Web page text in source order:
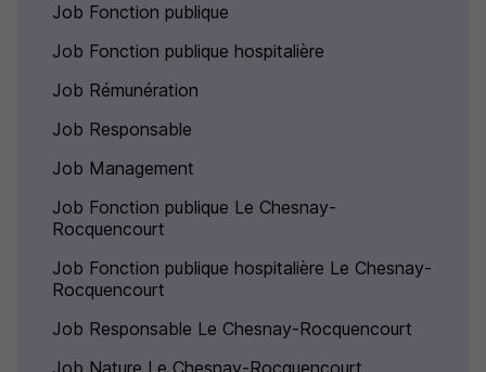
Job Fonction publique
Job Fonction publique hospitalière
Job Rémunération
Job Responsable
Job Management
Job Fonction publique Le Chesnay-
Rocquencourt
Job Fonction publique hospitalière Le Chesnay-
Rocquencourt
Job Responsable Le Chesnay-Rocquencourt
Job Nature Le Chesnay-Rocquencourt